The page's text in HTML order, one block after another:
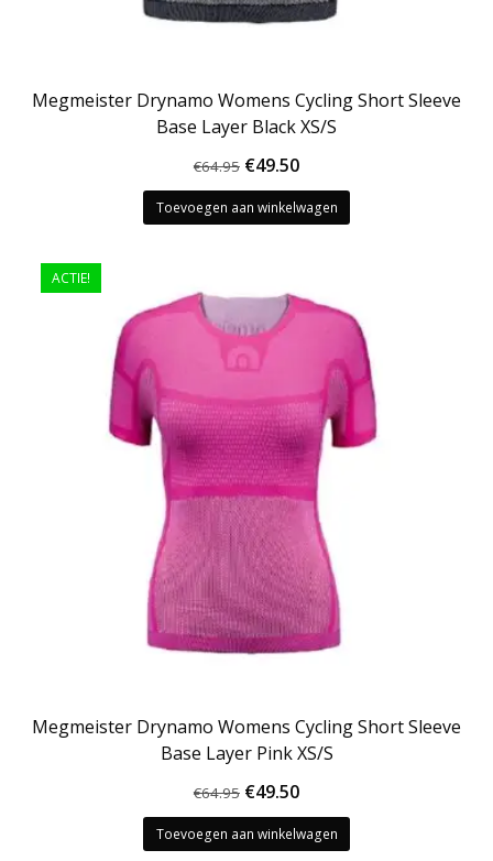
Megmeister Drynamo Womens Cycling Short Sleeve
Base Layer Black XS/S
€64.95 Oorspronkelijke
prijs
was:
€49.50Huidige
prijs
is:
Toevoegen aan winkelwagen
ACTIE!
Megmeister Drynamo Womens Cycling Short Sleeve
Base Layer Pink XS/S
€64.95 Oorspronkelijke
prijs
was:
€49.50Huidige
prijs
is:
Toevoegen aan winkelwagen